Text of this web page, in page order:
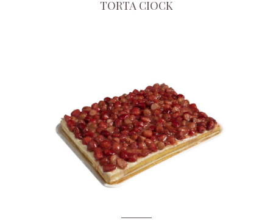
TORTA CIOCK